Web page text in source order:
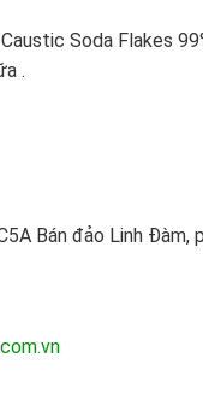
Soda Flakes
.
Bán đảo Linh